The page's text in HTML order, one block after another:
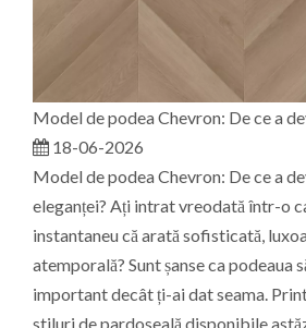
18-06-2026
Model de podea Chevron: De ce a
eleganței? Ați intrat vreodată într-o
instantaneu că arată sofisticată,
atemporală? Sunt șanse ca podeaua
important decât ți-ai dat seama.
stiluri de pardoseală disponibile